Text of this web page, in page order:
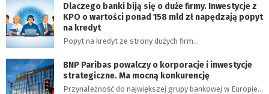
Dlaczego banki biją się o duże firmy. Inwestycje z
KPO o wartości ponad 158 mld zł napędzają popyt
na kredyt
Popyt na kredyt ze strony dużych firm…
BNP Paribas powalczy o korporacje i inwestycje
strategiczne. Ma mocną konkurencję
Przynależność do największej grupy bankowej w Europie…